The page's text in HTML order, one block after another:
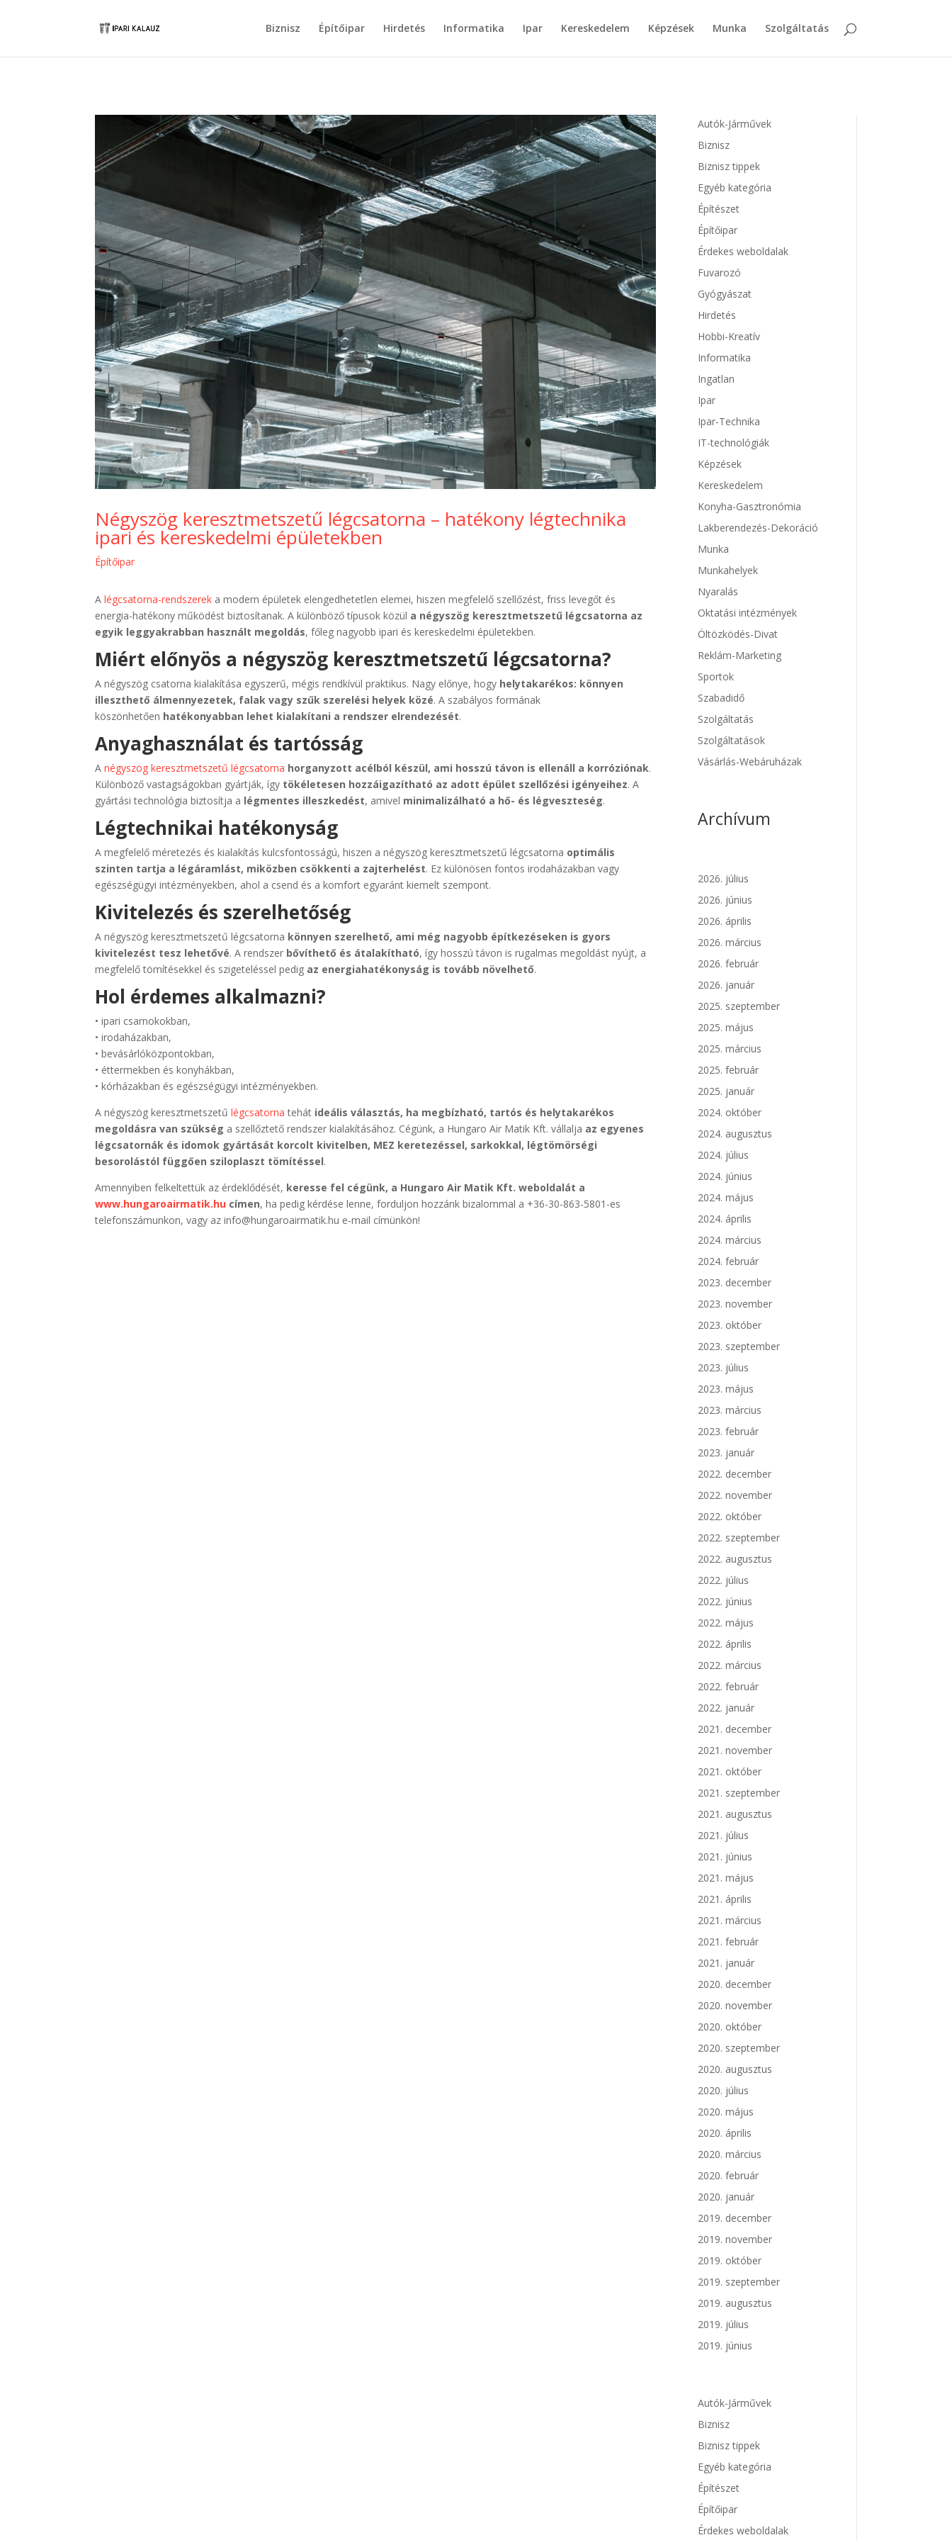
Biznisz Építőipar Hirdetés Informatika Ipar Kereskedelem Képzések Munka Szolgáltatás
Négyszög keresztmetszetű légcsatorna – hatékony légtechnika
ipari és kereskedelmi épületekben
Építőipar
Alégcsatorna-rendszerek a modern épületek elengedhetetlen elemei, hiszen megfelelő szellőzést, friss levegőt és
energia-hatékony működést biztosítanak. A különböző típusok közül a négyszög keresztmetszetű légcsatorna az
egyik leggyakrabban használt megoldás, főleg nagyobb ipari és kereskedelmi épületekben.
Miért előnyös a négyszög keresztmetszetű légcsatorna?
A négyszög csatorna kialakítása egyszerű, mégis rendkívül praktikus. Nagy előnye, hogy helytakarékos: könnyen
illeszthető álmennyezetek, falak vagy szűk szerelési helyek közé. A szabályos formának
köszönhetően hatékonyabban lehet kialakítani a rendszer elrendezését.
Anyaghasználat és tartósság
Anégyszög keresztmetszetű légcsatorna horganyzott acélból készül, ami hosszú távon is ellenáll a korróziónak.
Különböző vastagságokban gyártják, így tökéletesen hozzáigazítható az adott épület szellőzési igényeihez. A
gyártási technológia biztosítja a légmentes illeszkedést, amivel minimalizálható a hő- és légveszteség.
Légtechnikai hatékonyság
A megfelelő méretezés és kialakítás kulcsfontosságú, hiszen a négyszög keresztmetszetű légcsatorna optimális
szinten tartja a légáramlást, miközben csökkenti a zajterhelést. Ez különösen fontos irodaházakban vagy
egészségügyi intézményekben, ahol a csend és a komfort egyaránt kiemelt szempont.
Kivitelezés és szerelhetőség
A négyszög keresztmetszetű légcsatorna könnyen szerelhető, ami még nagyobb építkezéseken is gyors
kivitelezést tesz lehetővé. A rendszer bővíthető és átalakítható, így hosszú távon is rugalmas megoldást nyújt, a
megfelelő tömítésekkel és szigeteléssel pedig az energiahatékonyság is tovább növelhető.
Hol érdemes alkalmazni?
• ipari csarnokokban,
• irodaházakban,
• bevásárlóközpontokban,
• éttermekben és konyhákban,
• kórházakban és egészségügyi intézményekben.
A négyszög keresztmetszetűlégcsatorna tehát ideális választás, ha megbízható, tartós és helytakarékos
megoldásra van szükség a szellőztető rendszer kialakításához. Cégünk, a Hungaro Air Matik Kft. vállalja az egyenes
légcsatornák és idomok gyártását korcolt kivitelben, MEZ keretezéssel, sarkokkal, légtömörségi
besorolástól függően sziloplaszt tömítéssel.
Amennyiben felkeltettük az érdeklődését, keresse fel cégünk, a Hungaro Air Matik Kft. weboldalát a
www.hungaroairmatik.hu címen, ha pedig kérdése lenne, forduljon hozzánk bizalommal a +36-30-863-5801-es
telefonszámunkon, vagy az info@hungaroairmatik.hu e-mail címünkön!
Autók-Járművek
Biznisz
Biznisz tippek
Egyéb kategória
Építészet
Építőipar
Érdekes weboldalak
Fuvarozó
Gyógyászat
Hirdetés
Hobbi-Kreatív
Informatika
Ingatlan
Ipar
Ipar-Technika
IT-technológiák
Képzések
Kereskedelem
Konyha-Gasztronómia
Lakberendezés-Dekoráció
Munka
Munkahelyek
Nyaralás
Oktatási intézmények
Öltözködés-Divat
Reklám-Marketing
Sportok
Szabadidő
Szolgáltatás
Szolgáltatások
Vásárlás-Webáruházak
Archívum
2026. július
2026. június
2026. április
2026. március
2026. február
2026. január
2025. szeptember
2025. május
2025. március
2025. február
2025. január
2024. október
2024. augusztus
2024. július
2024. június
2024. május
2024. április
2024. március
2024. február
2023. december
2023. november
2023. október
2023. szeptember
2023. július
2023. május
2023. március
2023. február
2023. január
2022. december
2022. november
2022. október
2022. szeptember
2022. augusztus
2022. július
2022. június
2022. május
2022. április
2022. március
2022. február
2022. január
2021. december
2021. november
2021. október
2021. szeptember
2021. augusztus
2021. július
2021. június
2021. május
2021. április
2021. március
2021. február
2021. január
2020. december
2020. november
2020. október
2020. szeptember
2020. augusztus
2020. július
2020. május
2020. április
2020. március
2020. február
2020. január
2019. december
2019. november
2019. október
2019. szeptember
2019. augusztus
2019. július
2019. június
Autók-Járművek
Biznisz
Biznisz tippek
Egyéb kategória
Építészet
Építőipar
Érdekes weboldalak